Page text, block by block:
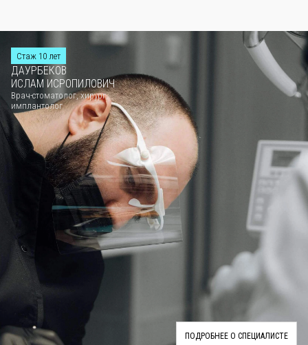
Стаж 10 лет
ДАУРБЕКОВ
ИСЛАМ ИСРОПИЛОВИЧ
Врач-стоматолог, хирург,
имплантолог
ПОДРОБНЕЕ О СПЕЦИАЛИСТЕ